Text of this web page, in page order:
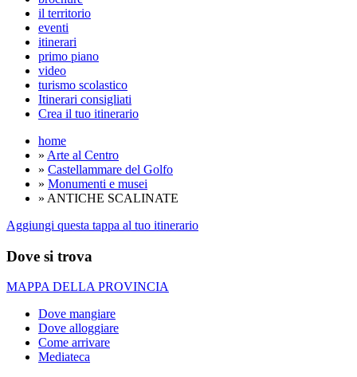
il territorio
eventi
itinerari
primo piano
video
turismo scolastico
Itinerari consigliati
Crea il tuo itinerario
home
» Arte al Centro
» Castellammare del Golfo
» Monumenti e musei
» ANTICHE SCALINATE
Aggiungi questa tappa al tuo itinerario
Dove si trova
MAPPA DELLA PROVINCIA
Dove mangiare
Dove alloggiare
Come arrivare
Mediateca